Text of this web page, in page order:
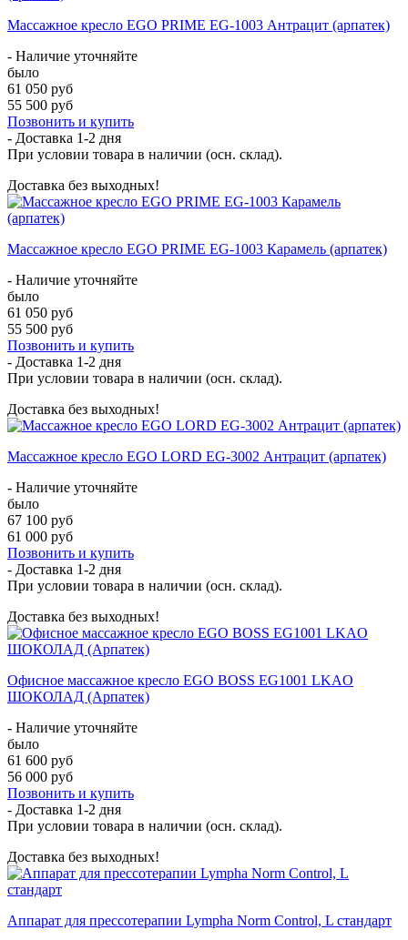
Массажное кресло EGO PRIME EG-1003 Антрацит (арпатек)
- Наличие уточняйте
было
61 050 руб
55 500 руб
Позвонить и купить
- Доставка 1-2 дня
При условии товара в наличии (осн. склад).
Доставка без выходных!
Массажное кресло EGO PRIME EG-1003 Карамель (арпатек)
- Наличие уточняйте
было
61 050 руб
55 500 руб
Позвонить и купить
- Доставка 1-2 дня
При условии товара в наличии (осн. склад).
Доставка без выходных!
Массажное кресло EGO LORD EG-3002 Антрацит (арпатек)
- Наличие уточняйте
было
67 100 руб
61 000 руб
Позвонить и купить
- Доставка 1-2 дня
При условии товара в наличии (осн. склад).
Доставка без выходных!
Офисное массажное кресло EGO BOSS EG1001 LKAO
ШОКОЛАД (Арпатек)
- Наличие уточняйте
было
61 600 руб
56 000 руб
Позвонить и купить
- Доставка 1-2 дня
При условии товара в наличии (осн. склад).
Доставка без выходных!
Аппарат для прессотерапии Lympha Norm Control, L стандарт